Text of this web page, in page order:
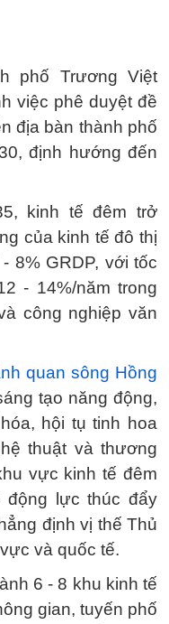
phố Trương Việt
việc phê duyệt đề
địa bàn thành phố
định hướng đến
kinh tế đêm trở
của kinh tế đô thị
8% GRDP, với tốc
- 14%/năm trong
công nghiệp văn
quan sông Hồng
tạo năng động,
hội tụ tinh hoa
thuật và thương
vực kinh tế đêm
động lực thúc đẩy
định vị thế Thủ
và quốc tế.
6 - 8 khu kinh tế
gian, tuyến phố